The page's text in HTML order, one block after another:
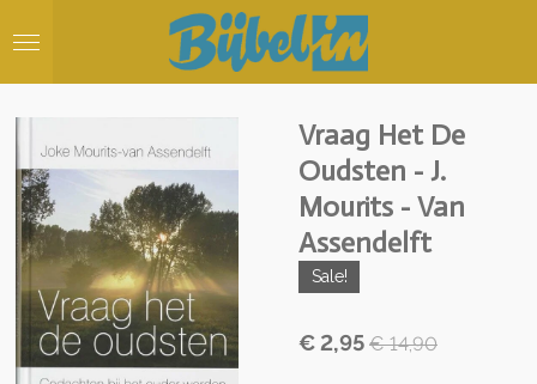
direct
hoofdinhoud
Vraag Het De
Oudsten - J.
Mourits - Van
Assendelft
Sale!
€ 2,95 € 14,90